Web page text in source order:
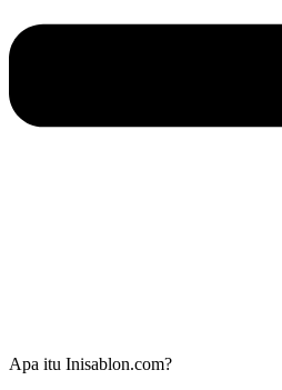
Apa itu Inisablon.com?